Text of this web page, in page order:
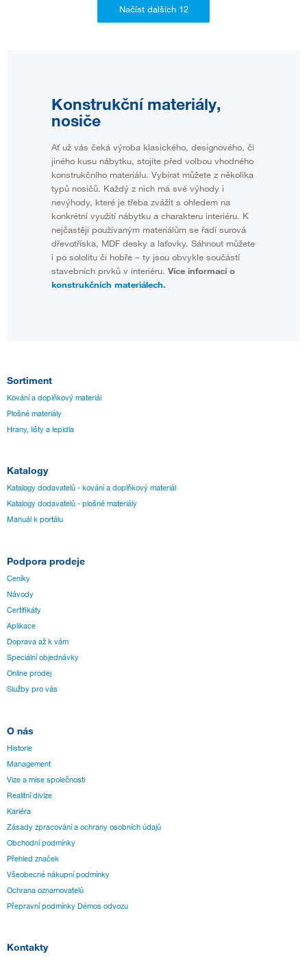
Konstrukční materiály,
nosiče
Ať už vás čeká výroba klasického, designového, či
jiného kusu nábytku, stojíte před volbou vhodného
konstrukčního materiálu. Vybírat můžete z několika
typů nosičů. Každý z nich má své výhody i
nevýhody, které je třeba zvážit s ohledem na
konkrétní využití nábytku a charakteru interiéru. K
nejčastěji používaným materiálům se řadí surová
dřevotříska, MDF desky a laťovky. Sáhnout můžete
i po sololitu či hobře – ty jsou obvykle součástí
stavebních prvků v interiéru. Více informací o
konstrukčních materiálech.
Sortiment
Kování a doplňkový materiál
Plošné materiály
Hrany, lišty a lepidla
Katalogy
Katalogy dodavatelů - kování a doplňkový materiál
Katalogy dodavatelů - plošné materiály
Manuál k portálu
Podpora prodeje
Ceníky
Návody
Certifikáty
Aplikace
Doprava až k vám
Speciální objednávky
Online prodej
Služby pro vás
O nás
Historie
Management
Vize a mise společnosti
Realitní divize
Kariéra
Zásady zpracování a ochrany osobních údajů
Obchodní podmínky
Přehled značek
Všeobecné nákupní podmínky
Ochrana oznamovatelů
Přepravní podmínky Démos odvozu
Kontakty